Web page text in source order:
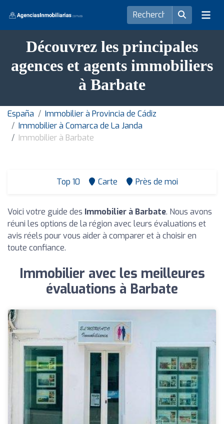
Découvrez les principales
agences et agents immobiliers
à Barbate
España
Immobilier à Provincia de Cádiz
Immobilier à Comarca de La Janda
Immobilier à Barbate
Top 10 Carte Près de moi
Voici votre guide des Immobilier à Barbate. Nous avons
réuni les options de la région avec leurs évaluations et
avis réels pour vous aider à comparer et à choisir en
toute confiance.
Immobilier avec les meilleures
évaluations à Barbate